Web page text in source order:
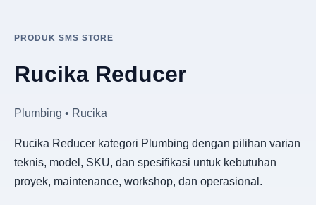
PRODUK SMS STORE
Rucika Reducer
Plumbing • Rucika
Rucika Reducer kategori Plumbing dengan pilihan varian
teknis, model, SKU, dan spesifikasi untuk kebutuhan
proyek, maintenance, workshop, dan operasional.